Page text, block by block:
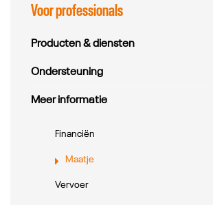
Submenu overslaan
Voor professionals
Producten & diensten
Ondersteuning
Meer informatie
Financiën
Maatje
Vervoer